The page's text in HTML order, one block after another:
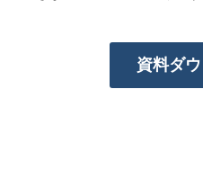
資料ダ